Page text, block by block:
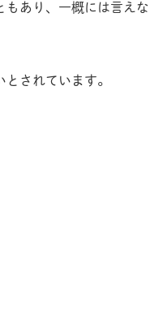
もあり、一概には言えな
されています。